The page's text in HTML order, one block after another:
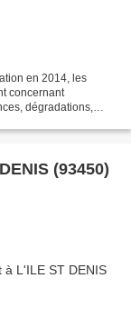
en 2014, les
concernant
dégradations,
(93450)